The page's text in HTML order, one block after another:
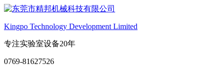
Kingpo Technology Development Limited
专注实验室设备20年
0769-81627526